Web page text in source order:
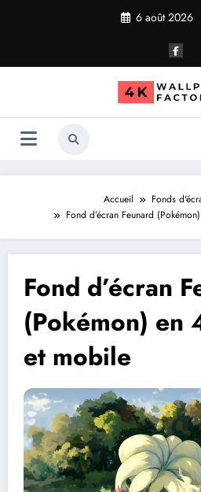
6 août 2026
Accueil
Fonds
Fond d’écran Feunard
Fond d’écran
(Pokémon) en
et mobile